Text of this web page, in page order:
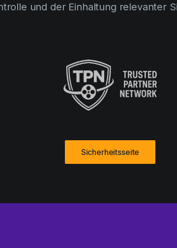
und der Einhaltung relevanter
Sicherheitsseite